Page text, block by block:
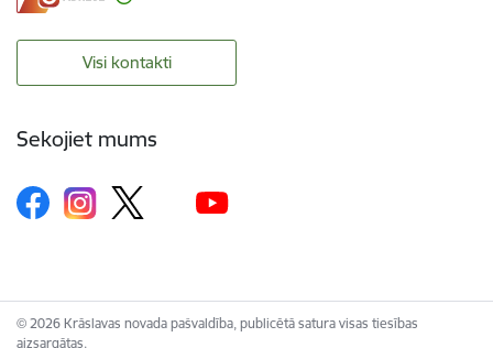
Visi kontakti
Sekojiet mums
© 2026 Krāslavas novada pašvaldība, publicētā satura visas tiesības
aizsargātas.